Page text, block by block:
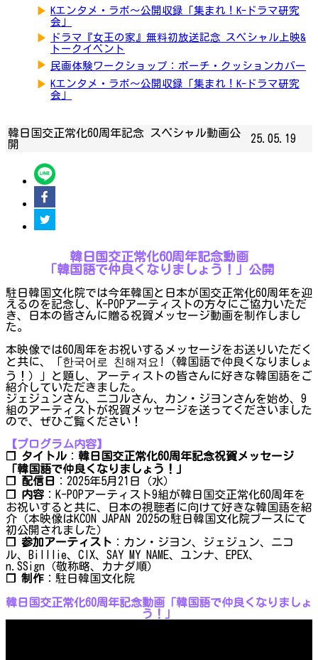
▶ Kエンタメ・ラボ～公開収録「集まれ！K-ドラマ研究
会」
▶
ドラマ『女王の家』無料初放送記念 スペシャル上映&
トークイベント
▶ 民画体験ワークショップ：ポーチ・クッションカバー
▶ Kエンタメ・ラボ～公開収録「集まれ！K-ドラマ研究
会」
韓日国交正常化60周年記念 スペシャル動画公
開
25.05.19
韓日国交正常化60周年記念動画
「韓国語で仲良くなりましょう！」公開
駐日韓国文化院では今年韓国と日本が国交正常化60周年を迎
えるのを記念し、K-POPアーティストの方々にご協力いただ
き、日本の皆さんに贈る祝賀メッセージ動画を制作しまし
た。
本映像では60周年をお祝いするメッセージをお送りいただく
と共に、「한국어로 친해져요!（韓国語で仲良くなりましょ
う！）」と題し、アーティストの皆さんに好きな韓国語をご
紹介していただきました。
ジェジュンさん、ニコルさん、カン・ジヨンさんを始め、9
組のアーティストが祝賀メッセージを送ってくださいました
ので、ぜひご覧ください！
【プログラム内容】
❐ タイトル ： 韓日国交正常化60周年記念祝賀メッセージ
「韓国語で仲良くなりましょう！」
❐ 配信日
：2025年5月21日（水）​​​​​​
❐ 内容 ：K-POPアーティスト9組が韓日国交正常化60周年を
お祝いすると共に、日本の視聴者に向けて好きな韓国語を紹
介（本映像はKCON JAPAN 2025の駐日韓国文化院ブースにて
初公開されました）
❐ 参加アーティスト ：カン・ジヨン、ジェジュン、ニコ
ル、Billlie、CIX、SAY MY NAME、ユンナ、EPEX、
n.SSign（敬称略、カナダ順）
❐ 制作 ：駐日韓国文化院
韓日国交正常化60周年記念動画「韓国語で仲良くなりましょ
う！」